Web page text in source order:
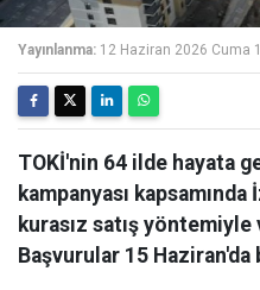
Yayınlanma: 12 Haziran 2026 Cuma
TOKİ'nin 64 ilde hayata
kampanyası
kurasız satış
Başvurular 15 Haziran'da